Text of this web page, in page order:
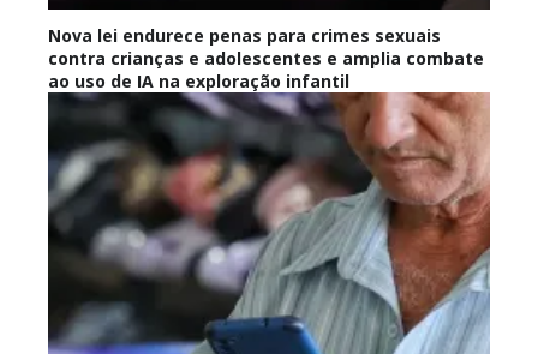
Nova lei endurece penas para crimes sexuais
contra crianças e adolescentes e amplia combate
ao uso de IA na exploração infantil